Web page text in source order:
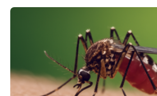
Grünalgen, die vor Hunderten von
lebten. Unter den Vorfahren sticht eine
die noch heute in der Natur
Süßwasseralge Coleochaetophyceae.
dieser Gruppe bilden aus Zellfäden
mit scheibenförmiger Gestalt. Was